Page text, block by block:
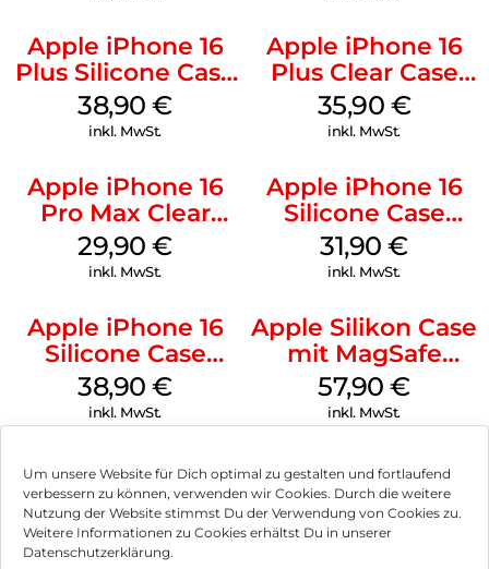
Um unsere Website für Dich optimal zu gestalten und fortlaufend
verbessern zu können, verwenden wir Cookies. Durch die weitere
Nutzung der Website stimmst Du der Verwendung von Cookies zu.
Weitere Informationen zu Cookies erhältst Du in unserer
Datenschutzerklärung.
Apple iPhone 16
Plus Silicone Case
MagSafe Denim
38,90€
inkl. MwSt.
Apple iPhone 16
Plus Clear Case
MagSafe
Transparent
35,90 €
inkl. MwSt.
Apple iPhone 16
Pro Max Clear
Case MagSafe
Transparent
29,90€
inkl. MwSt.
Apple iPhone 16
Silicone Case
MagSafe Fuchsia
31,90€
inkl. MwSt.
Apple iPhone 16
Silicone Case
MagSafe
Ultramarine
38,90€
inkl. MwSt.
Apple Silikon Case
mit MagSafe
iPhone 14 Pro
(PRODUCT)RED
57,90€
inkl. MwSt.
Impressum